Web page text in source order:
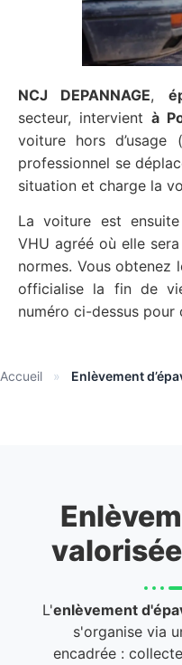
NCJ DEPANNAGE,
secteur, intervient à
voiture hors d’usage
professionnel se
situation et charge la
La voiture est
VHU agréé où elle
normes. Vous
officialise la fin de
numéro ci-dessus pour
Accueil » Enlèvement
L'enlèvement
s'organise via
encadrée :